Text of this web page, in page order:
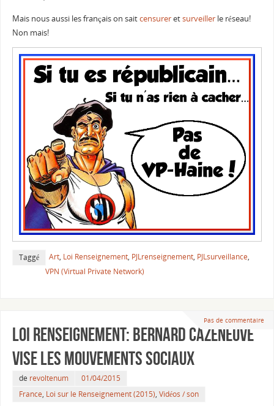
Mais nous aussi les français on saitcensureretsurveillerle réseau!
Non mais!
Taggé Art, Loi Renseignement, PJLrenseignement, PJLsurveillance,
VPN (Virtual Private Network)
Pas de commentaire
Loi Renseignement: Bernard Cazeneuve
vise les mouvements sociaux
de revoltenum
01/04/2015
France, Loi sur le Renseignement (2015), Vidéos / son